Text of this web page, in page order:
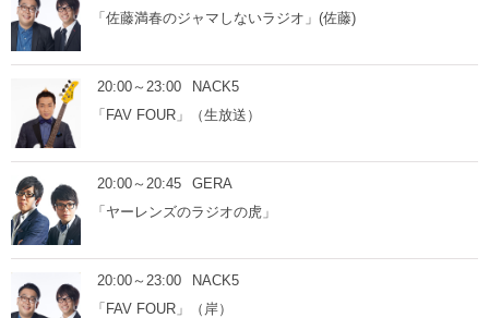
「佐藤満春のジャマしないラジオ」(佐藤)
20:00～23:00
NACK5
「FAV FOUR」（生放送）
20:00～20:45
GERA
「ヤーレンズのラジオの虎」
20:00～23:00
NACK5
「FAV FOUR」（岸）